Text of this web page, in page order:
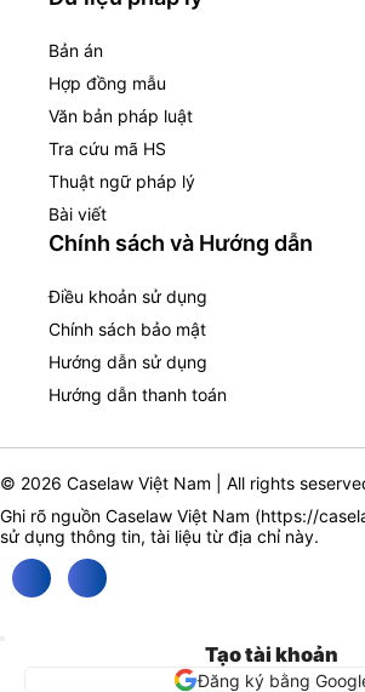
Bản án
Hợp đồng mẫu
Văn bản pháp luật
Tra cứu mã HS
Thuật ngữ pháp lý
Bài viết
Chính sách và Hướng dẫn
Điều khoản sử dụng
Chính sách bảo mật
Hướng dẫn sử dụng
Hướng dẫn thanh toán
© 2026 Caselaw Việt Nam | All rights
Ghi rõ nguồn Caselaw Việt Nam (https://
sử dụng thông tin, tài liệu từ địa chỉ này.
Tạo tài khoản
Đăng ký bằng